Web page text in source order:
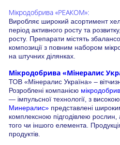
Мікродобрива «РЕАКОМ»:
Виробляє широкий асортимент
період активного росту та
росту. Препарати містять
композиції з повним набором
на штучних ділянках.
Мікродобрива «Мінералис
ТОВ «Мінералис Україна» –
Розроблені компанією
— імпульсної технології, з
Минералис» представлені
комплексною підгодівлею
того чи іншого елемента.
продуктів.